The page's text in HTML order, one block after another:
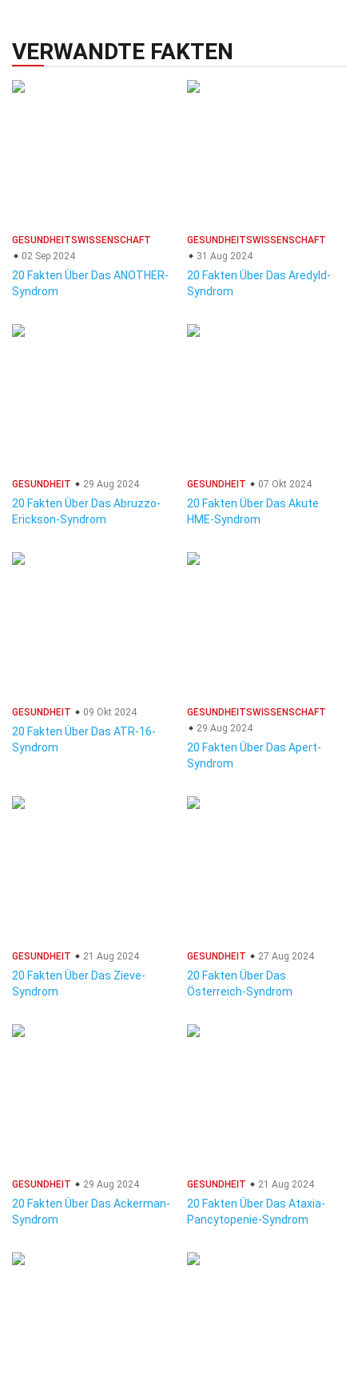
VERWANDTE FAKTEN
GESUNDHEITSWISSENSCHAFT
02 Sep 2024
20 Fakten Über Das ANOTHER-
Syndrom
GESUNDHEITSWISSENSCHAFT
31 Aug 2024
20 Fakten Über Das Aredyld-
Syndrom
GESUNDHEIT 29 Aug 2024
20 Fakten Über Das Abruzzo-
Erickson-Syndrom
GESUNDHEIT 07 Okt 2024
20 Fakten Über Das Akute
HME-Syndrom
GESUNDHEIT 09 Okt 2024
20 Fakten Über Das ATR-16-
Syndrom
GESUNDHEITSWISSENSCHAFT
29 Aug 2024
20 Fakten Über Das Apert-
Syndrom
GESUNDHEIT 21 Aug 2024
20 Fakten Über Das Zieve-
Syndrom
GESUNDHEIT 27 Aug 2024
20 Fakten Über Das
Österreich-Syndrom
GESUNDHEIT 29 Aug 2024
20 Fakten Über Das Ackerman-
Syndrom
GESUNDHEIT 21 Aug 2024
20 Fakten Über Das Ataxia-
Pancytopenie-Syndrom